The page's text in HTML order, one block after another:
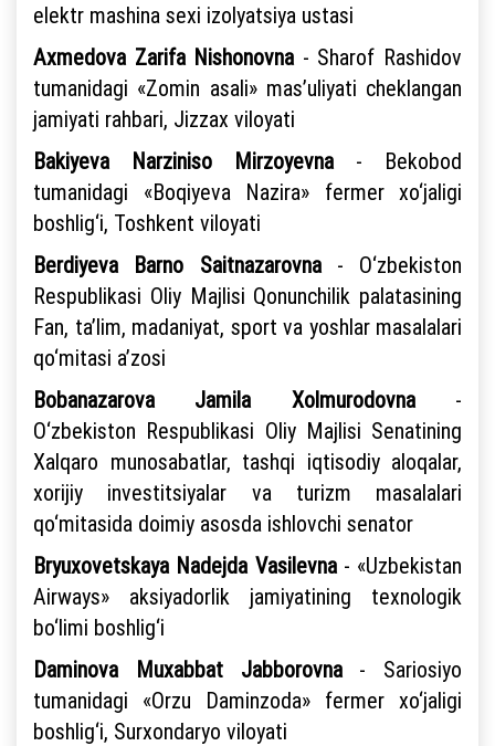
elektr mashina sexi izolyatsiya ustasi
Axmedova Zarifa Nishonovna- Sharof Rashidov
tumanidagi «Zomin asali» mas’uliyati cheklangan
jamiyati rahbari, Jizzax viloyati
Bakiyeva Narziniso Mirzoyevna- Bekobod
tumanidagi «Boqiyeva Nazira» fermer xo‘jaligi
boshlig‘i, Toshkent viloyati
Berdiyeva Barno Saitnazarovna- O‘zbekiston
Respublikasi Oliy Majlisi Qonunchilik palatasining
Fan, ta’lim, madaniyat, sport va yoshlar masalalari
qo‘mitasi a’zosi
Bobanazarova Jamila Xolmurodovna-
O‘zbekiston Respublikasi Oliy Majlisi Senatining
Xalqaro munosabatlar, tashqi iqtisodiy aloqalar,
xorijiy investitsiyalar va turizm masalalari
qo‘mitasida doimiy asosda ishlovchi senator
Bryuxovetskaya Nadejda Vasilevna - «Uzbekistan
Airways» aksiyadorlik jamiyatining texnologik
bo‘limi boshlig‘i
Daminova Muxabbat Jabborovna- Sariosiyo
tumanidagi «Orzu Daminzoda» fermer xo‘jaligi
boshlig‘i, Surxondaryo viloyati